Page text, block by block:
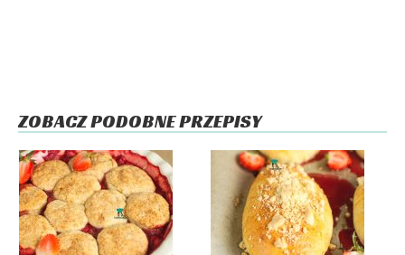
ZOBACZ PODOBNE PRZEPISY